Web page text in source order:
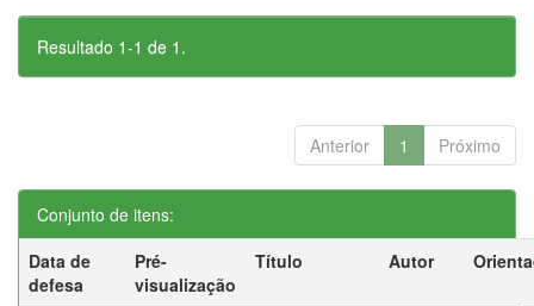
Resultado 1-1 de 1.
Anterior 1 Próximo
Conjunto de itens:
Data de
defesa
Pré-
visualização
Título Autor